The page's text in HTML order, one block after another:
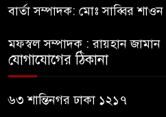
সুযোগ
৯
বার্তা সম্পাদক: মোঃ সাব্বির শাওন
মফস্বল সম্পাদক : রায়হান জামান
যোগাযোগের ঠিকানা
৬৩ শান্তিনগর ঢাকা ১২১৭